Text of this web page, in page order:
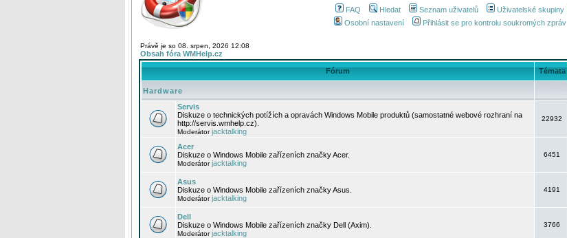
FAQ Hledat Seznam uživatelů Uživatelské skupiny
Osobní nastavení
Přihlásit se pro kontrolu soukromých zpráv
Právě je so 08. srpen, 2026 12:08
Obsah fóra WMHelp.cz
Fórum Témata
Hardware
Servis
Diskuze o technických potížích a opravách Windows Mobile produktů (samostatné webové rozhraní na
http://servis.wmhelp.cz).
Moderátorjacktalking
22932
Acer
Diskuze o Windows Mobile zařízeních značky Acer.
Moderátorjacktalking
6451
Asus
Diskuze o Windows Mobile zařízeních značky Asus.
Moderátorjacktalking
4191
Dell
Diskuze o Windows Mobile zařízeních značky Dell (Axim).
Moderátorjacktalking
3766